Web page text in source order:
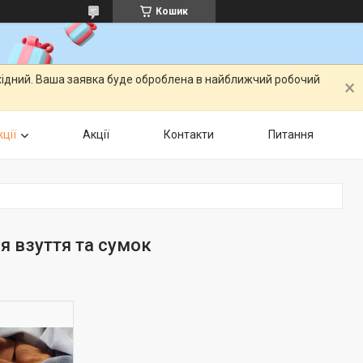
Кошик
Ваша заявка буде оброблена в найближчий робочий
Акції Контакти Питання
взуття та сумок